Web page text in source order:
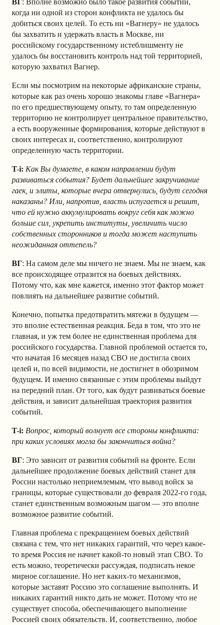
ВГ: Вполне возможно было такое развития событий,
когда ни одной из сторон конфликта не удалось бы
добиться своих целей. То есть ни «Вагнеру» не удалось
бы захватить и удержать власть в Москве, ни
российскому государственному истеблишменту не
удалось бы восстановить контроль над той территорией,
которую захватил Вагнер.
Если мы посмотрим на некоторые африканские страны,
которые как раз очень хорошо знакомы главе «Вагнера»
по его предшествующему опыту, то там определенную
территорию не контролирует центральное правительство,
а есть вооруженные формирования, которые действуют в
своих интересах и, соответственно, контролируют
определенную часть территории.
T-i: Как Вы думаете, в каком направлении будут
развиваться события? Будет дальнейшее закручивание
гаек, и элиты, которые вчера отвернулись, будут сегодня
наказаны? Или, напротив, власть испугается и решит,
что ей нужно аккумулировать вокруг себя как можно
больше сил, укрепить институты, увеличить число
собственных сторонников и тогда может наступить
неожиданная оттепель?
ВГ: На самом деле мы ничего не знаем. Мы не знаем, как
все происходящее отразится на боевых действиях.
Потому что, как мне кажется, именно этот фактор может
повлиять на дальнейшее развитие событий.
Конечно, попытка предотвратить мятежи в будущем —
это вполне естественная реакция. Беда в том, что это не
главная, и уж тем более не единственная проблема для
российского государства. Главной проблемой остается то,
что начатая 16 месяцев назад СВО не достигла своих
целей и, по всей видимости, не достигнет в обозримом
будущем. И именно связанные с этим проблемы выйдут
на передний план. От того, как будут развиваться боевые
действия, и зависит дальнейшая траектория развития
событий.
T-i: Вопрос, который волнует все стороны конфликта:
при каких условиях могла бы закончиться война?
ВГ: Это зависит от развития событий на фронте. Если
дальнейшее продолжение боевых действий станет для
России настолько неприемлемым, что вывод войск за
границы, которые существовали до февраля 2022-го года,
станет единственным возможным шагом — это вполне
возможное развитие событий.
Главная проблема с прекращением боевых действий
связана с тем, что нет никаких гарантий, что через какое-
то время Россия не начнет какой-то новый этап СВО. То
есть можно, теоретически рассуждая, подписать некое
мирное соглашение. Но нет каких-то механизмов,
которые заставят Россию это соглашение выполнять. И
никаких гарантий никто дать не может. Потому что не
существует способа, обеспечивающего выполнение
Россией своих обязательств. И, соответственно, любое